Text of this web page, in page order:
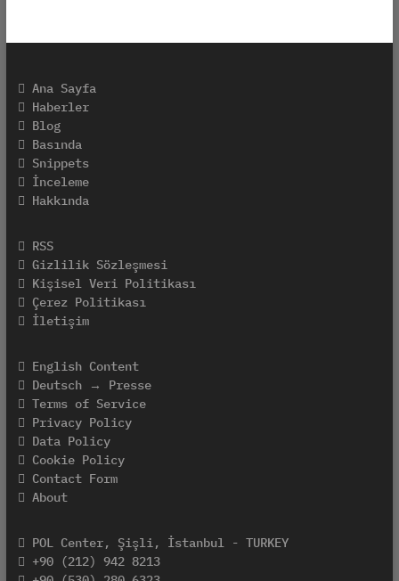
Ana Sayfa
Haberler
Blog
Basında
Snippets
İnceleme
Hakkında
RSS
Gizlilik Sözleşmesi
Kişisel Veri Politikası
Çerez Politikası
İletişim
English Content
Deutsch → Presse
Terms of Service
Privacy Policy
Data Policy
Cookie Policy
Contact Form
About
POL Center, Şişli, İstanbul - TURKEY
+90 (212) 942 8213